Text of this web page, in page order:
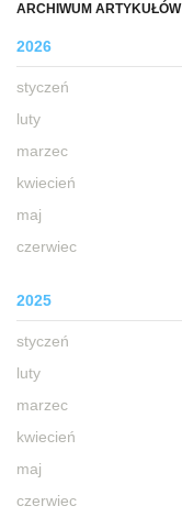
ARCHIWUM ARTYKUŁÓW
2026
styczeń
luty
marzec
kwiecień
maj
czerwiec
2025
styczeń
luty
marzec
kwiecień
maj
czerwiec